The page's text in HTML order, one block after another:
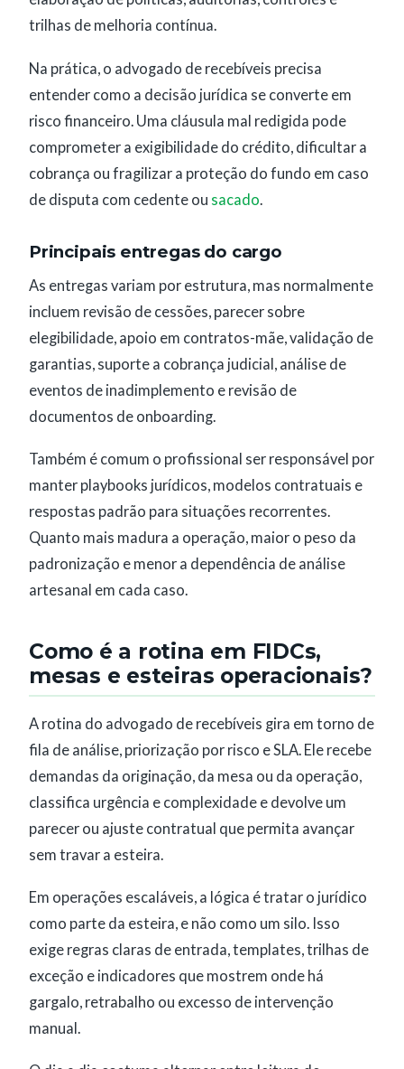
trilhas de melhoria contínua.
Na prática, o advogado de recebíveis precisa
entender como a decisão jurídica se converte em
risco financeiro. Uma cláusula mal redigida pode
comprometer a exigibilidade do crédito, dificultar a
cobrança ou fragilizar a proteção do fundo em caso
de disputa com cedente ou sacado.
Principais entregas do cargo
As entregas variam por estrutura, mas normalmente
incluem revisão de cessões, parecer sobre
elegibilidade, apoio em contratos-mãe, validação de
garantias, suporte a cobrança judicial, análise de
eventos de inadimplemento e revisão de
documentos de onboarding.
Também é comum o profissional ser responsável por
manter playbooks jurídicos, modelos contratuais e
respostas padrão para situações recorrentes.
Quanto mais madura a operação, maior o peso da
padronização e menor a dependência de análise
artesanal em cada caso.
Como é a rotina em FIDCs,
mesas e esteiras operacionais?
A rotina do advogado de recebíveis gira em torno de
fila de análise, priorização por risco e SLA. Ele recebe
demandas da originação, da mesa ou da operação,
classifica urgência e complexidade e devolve um
parecer ou ajuste contratual que permita avançar
sem travar a esteira.
Em operações escaláveis, a lógica é tratar o jurídico
como parte da esteira, e não como um silo. Isso
exige regras claras de entrada, templates, trilhas de
exceção e indicadores que mostrem onde há
gargalo, retrabalho ou excesso de intervenção
manual.